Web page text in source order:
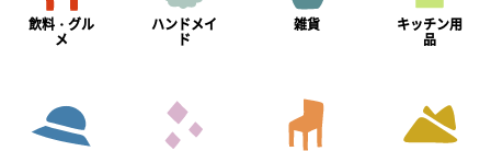
飲料・グル
メ
ハンドメイ
ド
雑貨 キッチン用
品